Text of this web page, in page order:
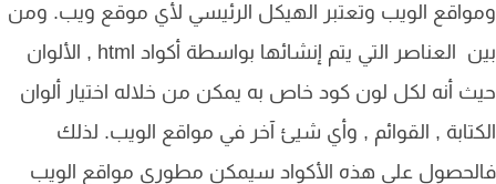
الويب وتعتبر الهيكل الرئيسي لأي موقع ويب. ومن
بين العناصر التي يتم إنشائها بواسطة أكواد html , الألوان
أنه لكل لون كود خاص به يمكن من خلاله اختيار ألوان
, القوائم , وأي شيئ آخر في مواقع الويب. لذلك
على هذه الأكواد سيمكن مطوري مواقع الويب